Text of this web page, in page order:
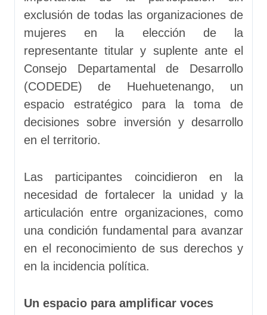
exclusión de todas las organizaciones de
mujeres en la elección de la
representante titular y suplente ante el
Consejo Departamental de Desarrollo
(CODEDE) de Huehuetenango, un
espacio estratégico para la toma de
decisiones sobre inversión y desarrollo
en el territorio.
Las participantes coincidieron en la
necesidad de fortalecer la unidad y la
articulación entre organizaciones, como
una condición fundamental para avanzar
en el reconocimiento de sus derechos y
en la incidencia política.
Un espacio para amplificar voces